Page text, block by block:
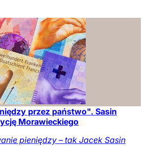
przez państwo". Sasin
Morawieckiego
pieniędzy – tak Jacek Sasin